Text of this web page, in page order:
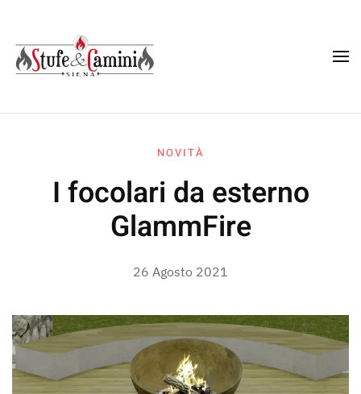
Skip
to
NOVITÀ
I focolari da esterno
GlammFire
26 Agosto 2021